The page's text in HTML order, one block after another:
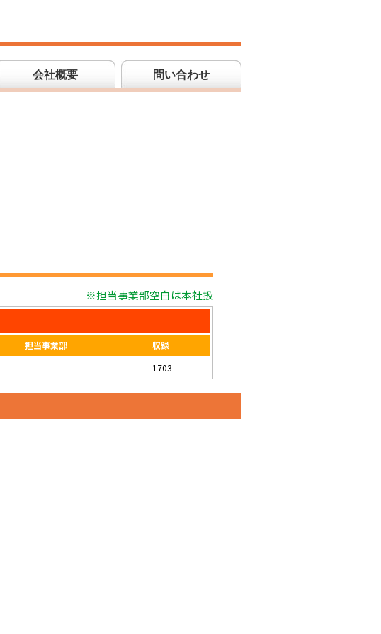
会社概要 問い合わせ
※担当事業部空白は本社扱
担当事業部 収録
1703